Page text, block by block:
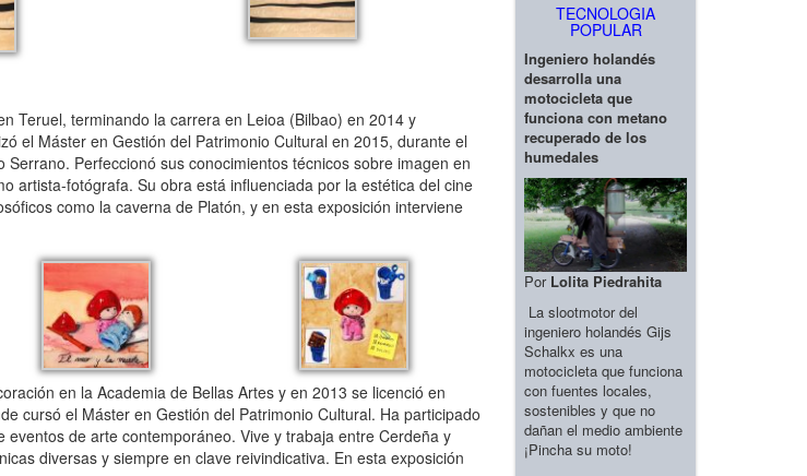
Teruel, terminando la carrera en Leioa (Bilbao) en 2014 y
el Máster en Gestión del Patrimonio Cultural en 2015, durante el
Perfeccionó sus conocimientos técnicos sobre imagen en
artista-fotógrafa. Su obra está influenciada por la estética del cine
como la caverna de Platón, y en esta exposición interviene
en la Academia de Bellas Artes y en 2013 se licenció en
cursó el Máster en Gestión del Patrimonio Cultural. Ha participado
de arte contemporáneo. Vive y trabaja entre Cerdeña y
diversas y siempre en clave reivindicativa. En esta exposición
TECNOLOGIA
POPULAR
Ingeniero holandés
desarrolla una
motocicleta que
funciona con metano
recuperado de los
humedales
Por Lolita Piedrahita
La slootmotor del
ingeniero holandés Gijs
Schalkx es una
motocicleta que funciona
con fuentes locales,
sostenibles y que no
dañan el medio ambiente
¡Pincha su moto!